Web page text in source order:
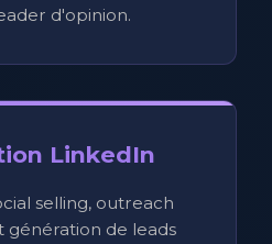
d'opinion.
LinkedIn
selling, outreach
génération de leads